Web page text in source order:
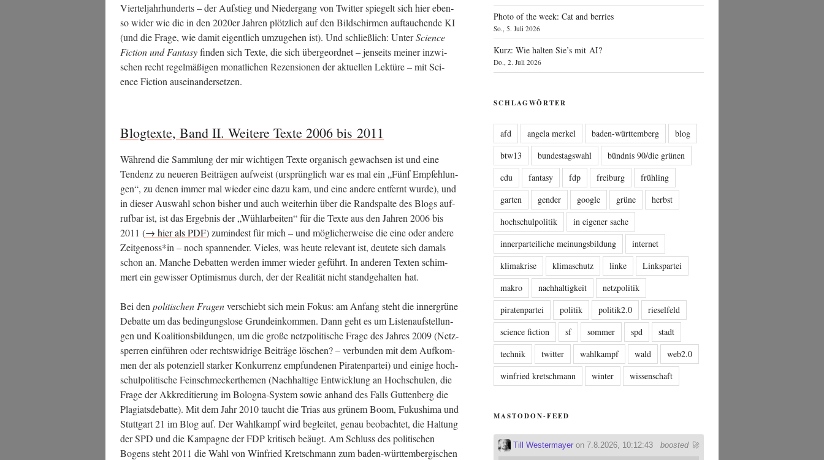
Vier­tel­jahr­hun­derts – der Auf­stieg und Nie­der­gang von Twit­ter spie­gelt sich hier eben­
so wider wie die in den 2020er Jah­ren plötz­lich auf den Bild­schir­men auf­tau­chen­de KI
(und die Fra­ge, wie damit eigent­lich umzu­ge­hen ist). Und schließ­lich: UnterSci­ence
Fic­tion und Fan­ta­syfin­den sich Tex­te, die sich über­ge­ord­net – jen­seits mei­ner inzwi­
schen recht regel­mä­ßi­gen monat­li­chen Rezen­sio­nen der aktu­el­len Lek­tü­re – mit Sci­
ence Fic­tion auseinandersetzen.
Blogtexte, Band II. Weitere Texte 2006 bis 2011
Wäh­rend die Samm­lung der mir wich­ti­gen Tex­te orga­nisch gewach­sen ist und eine
Ten­denz zu neue­ren Bei­trä­gen auf­weist (ursprüng­lich war es mal ein „Fünf Emp­feh­lun­
gen“, zu denen immer mal wie­der eine dazu kam, und eine ande­re ent­fernt wur­de), und
in die­ser Aus­wahl schon bis­her und auch wei­ter­hin über die Rand­spal­te des Blogs auf­
ruf­bar ist, ist das Ergeb­nis der „Wühl­ar­bei­ten“ für die Tex­te aus den Jah­ren 2006 bis
2011 (→ hier als PDF) zumin­dest für mich – und mög­li­cher­wei­se die eine oder ande­re
Zeitgenoss*in – noch span­nen­der. Vie­les, was heu­te rele­vant ist, deu­te­te sich damals
schon an. Man­che Debat­ten wer­den immer wie­der geführt. In ande­ren Tex­ten schim­
mert ein gewis­ser Opti­mis­mus durch, der der Rea­li­tät nicht stand­ge­hal­ten hat.
Bei den poli­ti­schen Fra­genver­schiebt sich mein Fokus: am Anfang steht die inner­grü­ne
Debat­te um das bedin­gungs­lo­se Grund­ein­kom­men. Dann geht es um Lis­ten­auf­stel­lun­
gen und Koali­ti­ons­bil­dun­gen, um die gro­ße netz­po­li­ti­sche Fra­ge des Jah­res 2009 (Netz­
sper­ren ein­füh­ren oder rechts­wid­ri­ge Bei­trä­ge löschen? – ver­bun­den mit dem Auf­kom­
men der als poten­zi­ell star­ker Kon­kur­renz emp­fun­de­nen Pira­ten­par­tei) und eini­ge hoch­
schul­po­li­ti­sche Fein­schme­cker­the­men (Nach­hal­ti­ge Ent­wick­lung an Hoch­schu­len, die
Fra­ge der Akkre­di­tie­rung im Bolo­gna-Sys­tem sowie anhand des Falls Gut­ten­berg die
Pla­gi­ats­de­bat­te). Mit dem Jahr 2010 taucht die Tri­as aus grü­nem Boom, Fuku­shi­ma und
Stutt­gart 21 im Blog auf. Der Wahl­kampf wird beglei­tet, genau beob­ach­tet, die Hal­tung
der SPD und die Kam­pa­gne der FDP kri­tisch beäugt. Am Schluss des poli­ti­schen
Bogens steht 2011 die Wahl von Win­fried Kret­sch­mann zum baden-würt­tem­ber­gi­schen
Photo of the week: Cat and berries
So., 5. Juli 2026
Kurz: Wie halten Sie’s mit AI?
Do., 2. Juli 2026
SCHLAGWÖRTER
afd angela merkel baden-württemberg
blog
btw13
bundestagswahl
bündnis 90/die grünen
cdu
fantasy fdp freiburg
frühling
garten
gender google grüne
herbst
hochschulpolitik
in eigener sache
innerparteiliche meinungsbildung
internet
klimakrise
klimaschutz linke
Linkspartei
makro
nachhaltigkeit
netzpolitik
piratenpartei
politik politik2.0
rieselfeld
science fiction
sf sommer spd
stadt
technik
twitter wahlkampf wald
web2.0
winfried kretschmann
winter wissenschaft
MASTODON-FEED
boosted 🚀
Till Westermayer on 7.8.2026, 10:12:43